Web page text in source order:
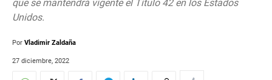
que se mantendrá vigente el Título 42 en los Estados
Unidos.
Por Vladimir Zaldaña
27 diciembre, 2022